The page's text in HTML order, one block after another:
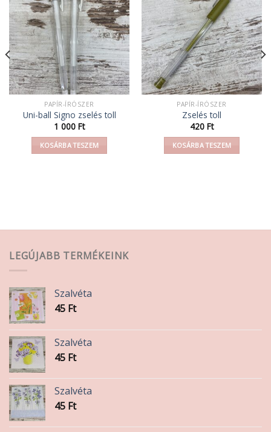
PAPÍR-ÍRÓSZER
Uni-ball Signo zselés toll
1 000 Ft
KOSÁRBA TESZEM
PAPÍR-ÍRÓSZER
Zselés toll
420 Ft
KOSÁRBA TESZEM
LEGÚJABB TERMÉKEINK
Szalvéta
45 Ft
Szalvéta
45 Ft
Szalvéta
45 Ft